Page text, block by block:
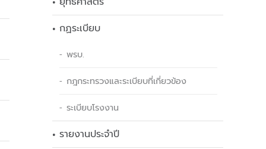
กฏระเบียบ
พรบ.
กฎกระทรวงและระเบียบที่เกี่ยวข้อง
ระเบียบโรงงาน
รายงานประจำปี